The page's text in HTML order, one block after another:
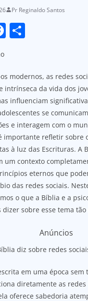
Pr Reginaldo Santos
F
e
b
o
o
k
S
e
modernos, as redes
intrínseca da vida dos
influenciam
se
e interagem com o
importante refletir sobre
à luz das Escrituras. A
um contexto
eternos que
das redes sociais.
o que a Bíblia e a
dizer sobre esse tema
Anúncios
diz sobre redes
em uma época sem
diretamente as redes
oferece sabedoria